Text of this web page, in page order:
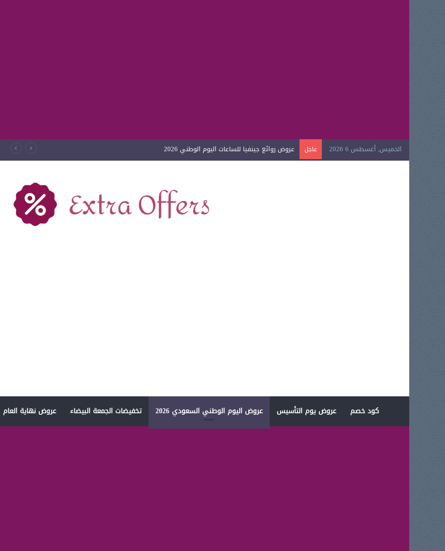
الخميس, أغسطس 6 2026 عاجل عروض روائع جينفيا للساعات اليوم الوطني 2026
كود خصم عروض يوم التأسيس عروض اليوم الوطني السعودي 2026 تخفيضات الجمعة البيضاء عروض نهاية العام